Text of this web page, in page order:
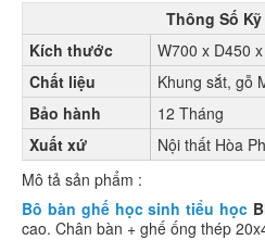
Thông Số
Kích thước
W700 x D450
Chất liệu
Khung sắt, gỗ
Bảo hành
12 Tháng
Xuất xứ
Nội thất Hòa
Mô tả sản phẩm :
Bô bàn ghế học sinh tiểu học
cao. Chân bàn + ghế ống thép